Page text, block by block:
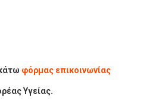
φόρμας επικοινωνίας
Υγείας.